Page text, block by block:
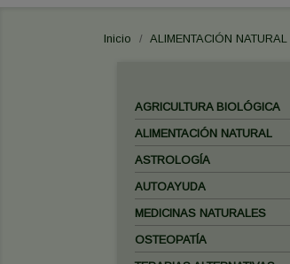
Inicio ALIMENTACIÓN NATURAL
AGRICULTURA BIOLÓGICA
ALIMENTACIÓN NATURAL
ASTROLOGÍA
AUTOAYUDA
MEDICINAS NATURALES
OSTEOPATÍA